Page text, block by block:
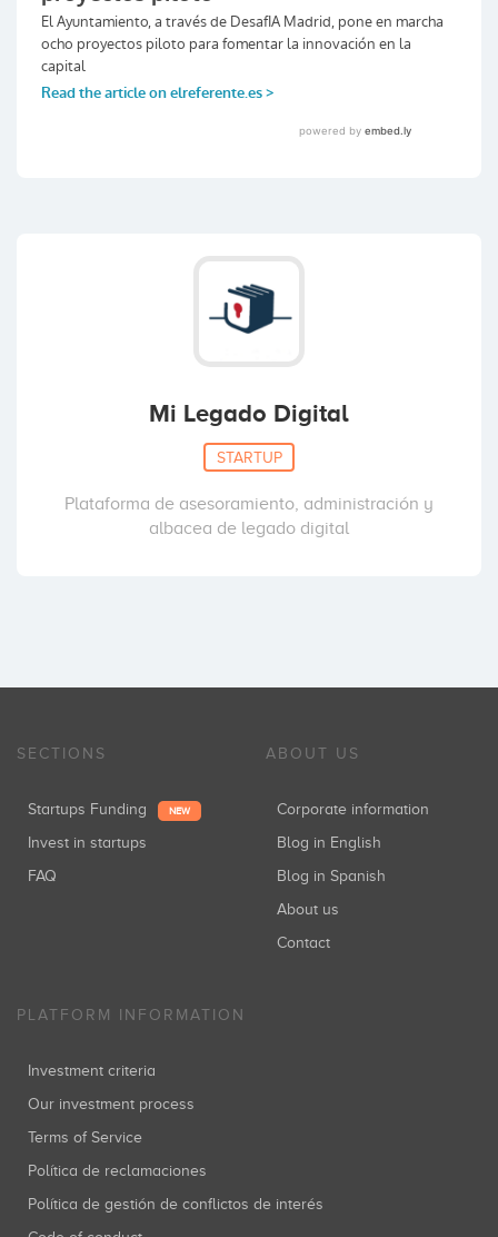
Mi Legado Digital
STARTUP
Plataforma de asesoramiento, administración y
albacea de legado digital
SECTIONS
Startups Funding NEW
Invest in startups
FAQ
ABOUT US
Corporate information
Blog in English
Blog in Spanish
About us
Contact
PLATFORM INFORMATION
Investment criteria
Our investment process
Terms of Service
Política de reclamaciones
Política de gestión de conflictos de interés